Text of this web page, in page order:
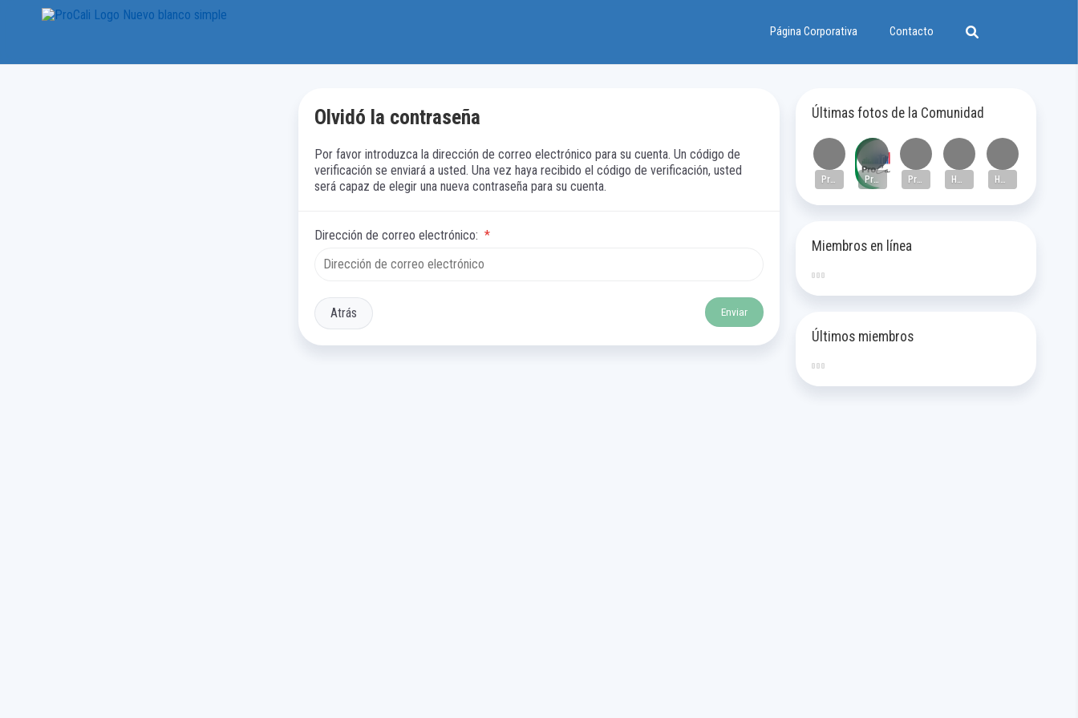
Página Corporativa Contacto
Olvidó la contraseña
Por favor introduzca la dirección de correo electrónico para su cuenta. Un código de
verificación se enviará a usted. Una vez haya recibido el código de verificación, usted
será capaz de elegir una nueva contraseña para su cuenta.
Dirección de correo electrónico: *
Atrás
Últimas fotos de la Comunidad
ProCali ProCali ProCali HO Advertising HO Advertising
Miembros en línea
Últimos miembros